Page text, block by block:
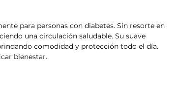
para personas con diabetes. Sin resorte en
una circulación saludable. Su suave
comodidad y protección todo el día.
bienestar.